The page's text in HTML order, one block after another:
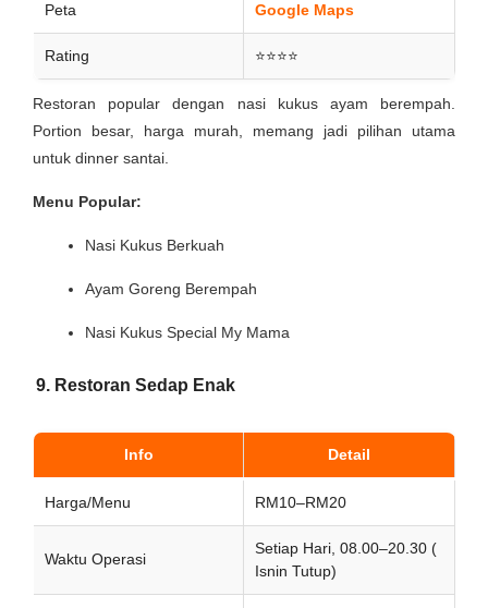
Peta Google Maps
Rating ⭐⭐⭐⭐
Restoran popular dengan nasi kukus ayam berempah.
Portion besar, harga murah, memang jadi pilihan utama
untuk dinner santai.
Menu Popular:
Nasi Kukus Berkuah
Ayam Goreng Berempah
Nasi Kukus Special My Mama
9. Restoran Sedap Enak
Info Detail
Harga/Menu RM10–RM20
Waktu Operasi
Setiap Hari, 08.00–20.30 (
Isnin Tutup)